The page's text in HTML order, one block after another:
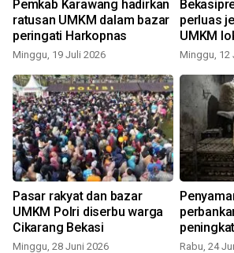
Pemkab Karawang hadirkan
ratusan UMKM dalam bazar
peringati Harkopnas
Minggu, 19 Juli 2026
perluas
UMKM
Minggu, 12
Pasar rakyat dan bazar
UMKM Polri diserbu warga
Cikarang Bekasi
Minggu, 28 Juni 2026
perbankan dapat
UMKM
Rabu, 24